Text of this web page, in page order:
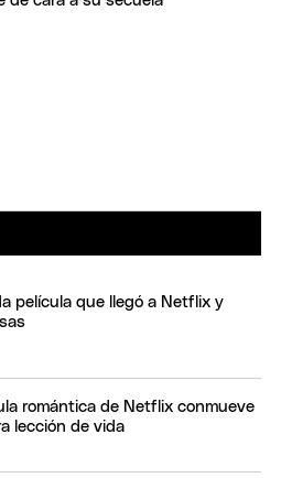
película que llegó a Netflix y
romántica de Netflix conmueve
lección de vida